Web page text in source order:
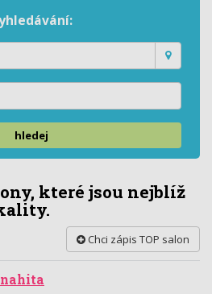
hledej
které jsou nejblíž
Chci zápis TOP salon